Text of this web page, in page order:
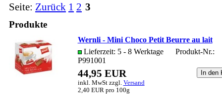
Seite: Zurück 1 2 3
Produkte
Wernli - Mini Choco Petit Beurre au lait
Lieferzeit: 5 - 8 Werktage
Produkt-Nr.:
P991001
44,95 EUR
inkl. MwSt zzgl. Versand
2,40 EUR pro 100g